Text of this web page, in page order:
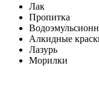
Лак
Пропитка
Алкидные
Лазурь
Морилки